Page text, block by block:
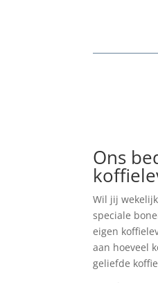
Ons
Wil jij
speciale
eigen
aan hoeveel
geliefde